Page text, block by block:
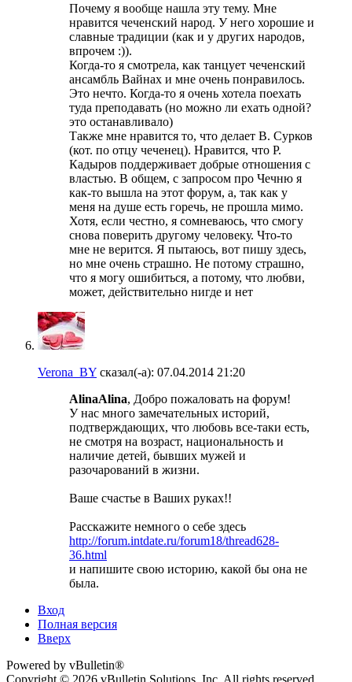
Почему я вообще нашла эту тему. Мне
нравится чеченский народ. У него хорошие и
славные традиции (как и у других народов,
впрочем :)).
Когда-то я смотрела, как танцует чеченский
ансамбль Вайнах и мне очень понравилось.
Это нечто. Когда-то я очень хотела поехать
туда преподавать (но можно ли ехать одной?
это останавливало)
Также мне нравится то, что делает В. Сурков
(кот. по отцу чеченец). Нравится, что Р.
Кадыров поддерживает добрые отношения с
властью. В общем, с запросом про Чечню я
как-то вышла на этот форум, а, так как у
меня на душе есть горечь, не прошла мимо.
Хотя, если честно, я сомневаюсь, что смогу
снова поверить другому человеку. Что-то
мне не верится. Я пытаюсь, вот пишу здесь,
но мне очень страшно. Не потому страшно,
что я могу ошибиться, а потому, что любви,
может, действительно нигде и нет
Verona_BY сказал(-а): 07.04.2014 21:20
AlinaAlina, Добро пожаловать на форум!
У нас много замечательных историй,
подтверждающих, что любовь все-таки есть,
не смотря на возраст, национальность и
наличие детей, бывших мужей и
разочарований в жизни.
Ваше счастье в Ваших руках!!
Расскажите немного о себе здесь
http://forum.intdate.ru/forum18/thread628-
36.html
и напишите свою историю, какой бы она не
была.
Вход
Полная версия
Вверх
Powered by vBulletin®
Copyright © 2026 vBulletin Solutions, Inc. All rights reserved.